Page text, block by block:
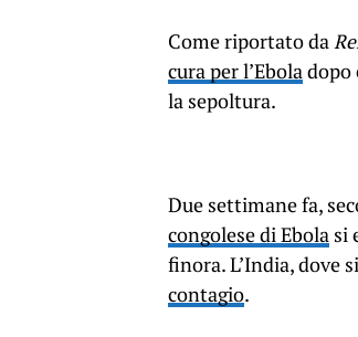
Come riportato da
cura per l’Eboladopo
la sepoltura.
Due settimane fa,
congolese di Ebola si
finora. L’India, dove
contagio.